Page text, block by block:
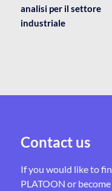
analisi per il settore
industriale
Contact us
If you would like to
PLATOON or